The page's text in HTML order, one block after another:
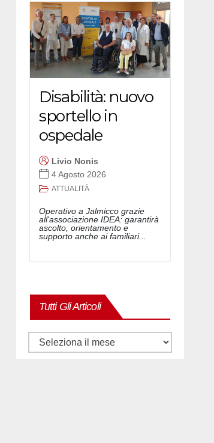
Disabilità: nuovo
sportello in
ospedale
Livio Nonis
4 Agosto 2026
ATTUALITÀ
Operativo a Jalmicco grazie
all'associazione IDEA: garantirà
ascolto, orientamento e
supporto anche ai familiari...
Tutti Gli Articoli
Tutti